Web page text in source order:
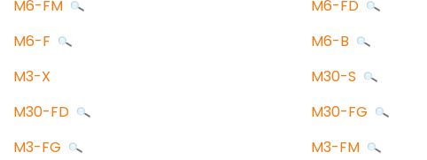
M6-FM
M6-FD
M6-F
M6-B
M3-X
M30-S
M30-FD
M30-FG
M3-FG
M3-FM